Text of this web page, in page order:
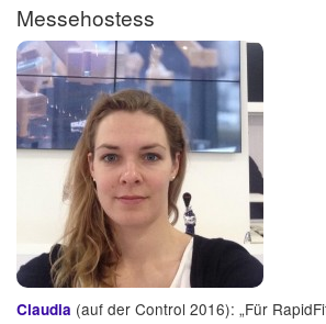
Messehostess
Claudia (auf der Control 2016): „Für